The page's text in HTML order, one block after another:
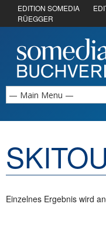
EDITION SOMEDIA
RÜEGGER
Einzelnes Ergebnis wird